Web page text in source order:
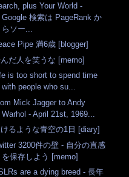
plus Your World -
Google 検索は PageRank か
らソー...
Pipe 満6歳 [blogger]
だ人を笑うな [memo]
is too short to spend time
with people who su...
Mick Jagger to Andy
Warhol - April 21st, 1969...
るような青空の1日 [diary]
3200件の壁 - 自分の直感
を保存しよう [memo]
are a dying breed - 長年